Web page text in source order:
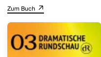
Zum Buch